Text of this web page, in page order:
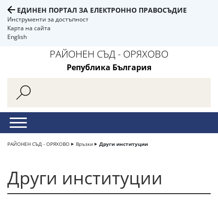
ЕДИНЕН ПОРТАЛ ЗА ЕЛЕКТРОННО ПРАВОСЪДИЕ
Инструменти за достъпност
Карта на сайта
English
РАЙОНЕН СЪД - ОРЯХОВО
Република България
РАЙОНЕН СЪД - ОРЯХОВО Връзки Други институции
Други институции